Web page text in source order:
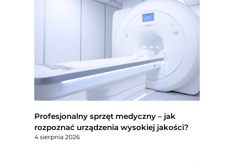
Profesjonalny sprzęt medyczny – jak
rozpoznać urządzenia wysokiej jakości?
4 sierpnia 2026